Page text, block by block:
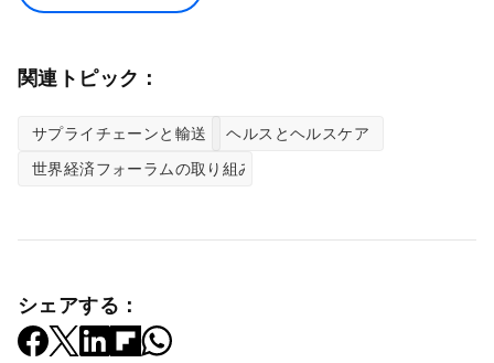
関連トピック：
サプライチェーンと輸送
ヘルスとヘルスケア
世界経済フォーラムの取り組み
シェアする：